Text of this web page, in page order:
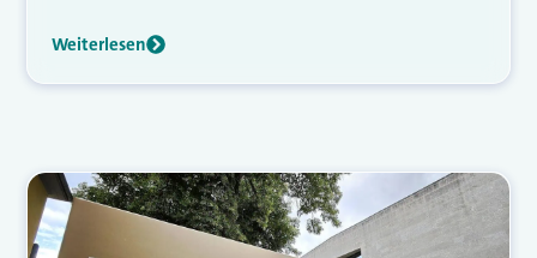
Weiterlesen